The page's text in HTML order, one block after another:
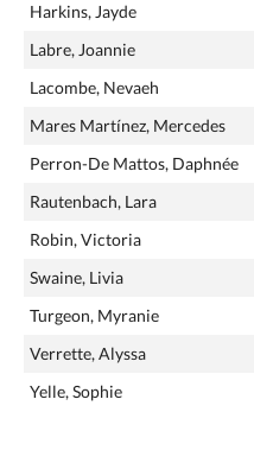
Harkins, Jayde
Labre, Joannie
Lacombe, Nevaeh
Mares Martínez, Mercedes
Perron-De Mattos, Daphnée
Rautenbach, Lara
Robin, Victoria
Swaine, Livia
Turgeon, Myranie
Verrette, Alyssa
Yelle, Sophie